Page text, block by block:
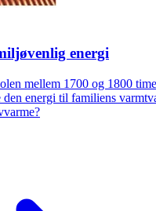
energi
mellem 1700 og 1800
energi til familiens